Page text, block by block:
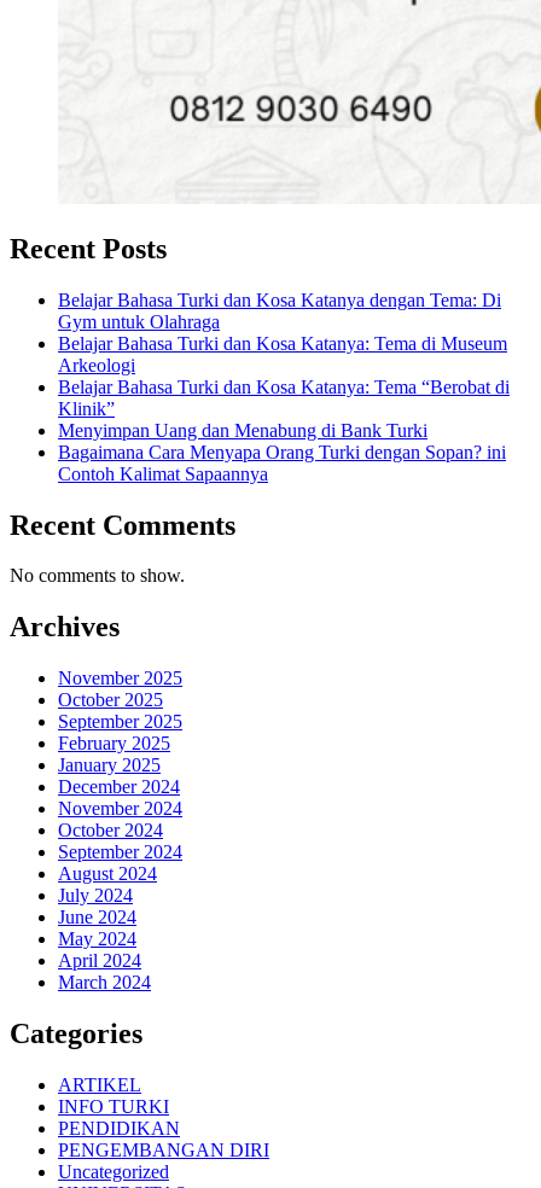
Recent Posts
Belajar Bahasa Turki dan Kosa Katanya dengan Tema: Di
Gym untuk Olahraga
Belajar Bahasa Turki dan Kosa Katanya: Tema di Museum
Arkeologi
Belajar Bahasa Turki dan Kosa Katanya: Tema “Berobat di
Klinik”
Menyimpan Uang dan Menabung di Bank Turki
Bagaimana Cara Menyapa Orang Turki dengan Sopan? ini
Contoh Kalimat Sapaannya
Recent Comments
No comments to show.
Archives
November 2025
October 2025
September 2025
February 2025
January 2025
December 2024
November 2024
October 2024
September 2024
August 2024
July 2024
June 2024
May 2024
April 2024
March 2024
Categories
ARTIKEL
INFO TURKI
PENDIDIKAN
PENGEMBANGAN DIRI
Uncategorized